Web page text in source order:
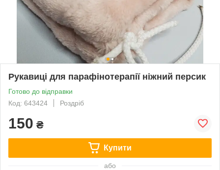
Рукавиці для парафінотерапії ніжний персик
Готово до відправки
Код: 643424
Роздріб
150 ₴
Купити
або